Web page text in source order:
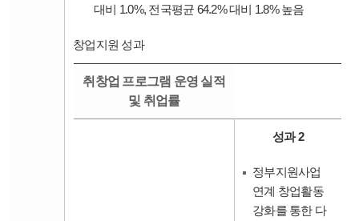
대비 1.0%, 전국평균 64.2% 대비 1.8% 높음
창업지원 성과
취창업 프로그램 운영 실적
및 취업률
성과 2
정부지원사업
연계 창업활동
강화를 통한 다